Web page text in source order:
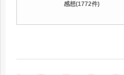
感想(1772件)